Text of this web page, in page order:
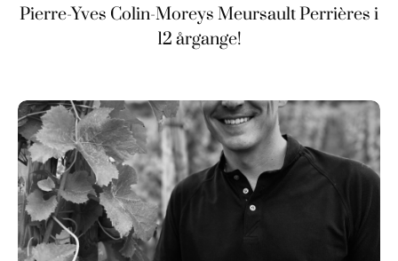
Pierre-Yves Colin-Moreys Meursault Perrières i
12 årgange!